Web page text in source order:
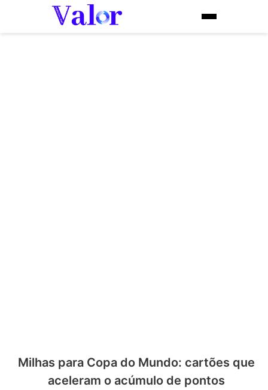
Milhas para Copa do Mundo: cartões que
aceleram o acúmulo de pontos